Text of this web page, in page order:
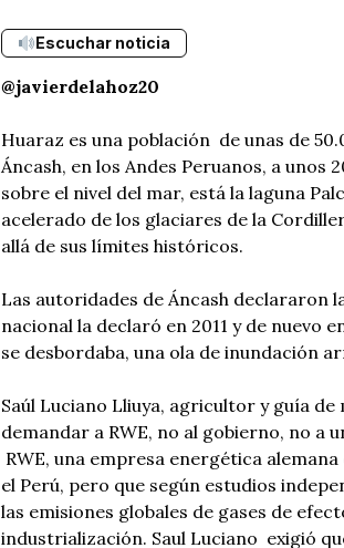
Escuchar noticia
@javierdelahoz20
Huaraz es una población de unas de
Áncash, en los Andes Peruanos, a
sobre el nivel del mar, está la laguna
acelerado de los glaciares de la
allá de sus límites históricos.
Las autoridades de Áncash declararon
nacional la declaró en 2011 y de nuevo
se desbordaba, una ola de inundación
Saúl Luciano Lliuya, agricultor y guía
demandar a RWE, no al gobierno, no a
RWE, una empresa energética
el Perú, pero que según estudios
las emisiones globales de gases de
industrialización. Saul Luciano exigió